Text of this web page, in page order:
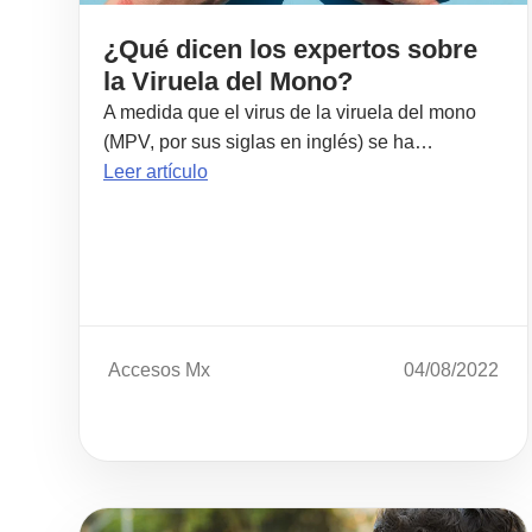
¿Qué dicen los expertos sobre
la Viruela del Mono?
A medida que el virus de la viruela del mono
(MPV, por sus siglas en inglés) se ha…
Leer artículo
Accesos Mx 04/08/2022